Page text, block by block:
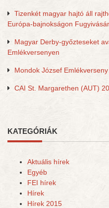
Tizenkét magyar hajtó áll
Európa-bajnokságon
Magyar Derby-győzteseket
Emlékversenyen
Mondok József
CAI St. Margarethen (AUT)
KATEGÓRIÁK
Aktuális hírek
Egyéb
FEI hírek
Hírek
Hírek 2015